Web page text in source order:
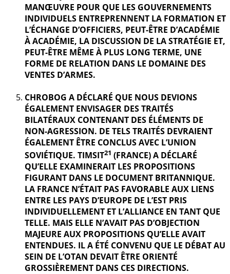
MANŒUVRE POUR QUE LES GOUVERNEMENTS
INDIVIDUELS ENTREPRENNENT LA FORMATION ET
L’ÉCHANGE D’OFFICIERS, PEUT-ÊTRE D’ACADÉMIE
À ACADÉMIE, LA DISCUSSION DE LA STRATÉGIE ET,
PEUT-ÊTRE MÊME À PLUS LONG TERME, UNE
FORME DE RELATION DANS LE DOMAINE DES
VENTES D’ARMES.
CHROBOG A DÉCLARÉ QUE NOUS DEVIONS
ÉGALEMENT ENVISAGER DES TRAITÉS
BILATÉRAUX CONTENANT DES ÉLÉMENTS DE
NON-AGRESSION. DE TELS TRAITÉS DEVRAIENT
ÉGALEMENT ÊTRE CONCLUS AVEC L’UNION
SOVIÉTIQUE. TIMSIT21 (FRANCE) A DÉCLARÉ
QU’ELLE EXAMINERAIT LES PROPOSITIONS
FIGURANT DANS LE DOCUMENT BRITANNIQUE.
LA FRANCE N’ÉTAIT PAS FAVORABLE AUX LIENS
ENTRE LES PAYS D’EUROPE DE L’EST PRIS
INDIVIDUELLEMENT ET L’ALLIANCE EN TANT QUE
TELLE. MAIS ELLE N’AVAIT PAS D’OBJECTION
MAJEURE AUX PROPOSITIONS QU’ELLE AVAIT
ENTENDUES. IL A ÉTÉ CONVENU QUE LE DÉBAT AU
SEIN DE L’OTAN DEVAIT ÊTRE ORIENTÉ
GROSSIÈREMENT DANS CES DIRECTIONS.